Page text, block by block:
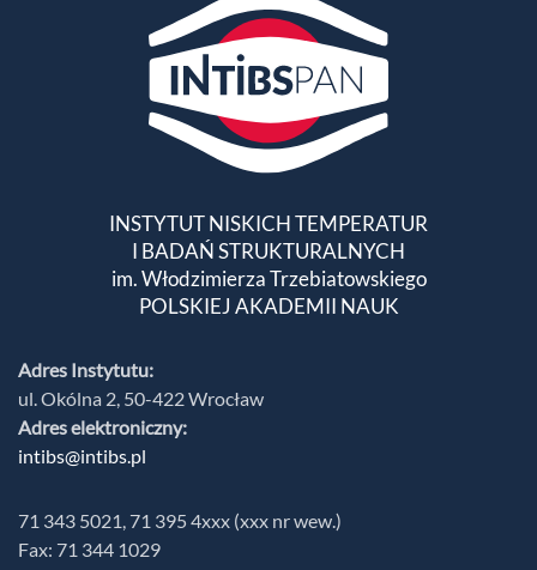
INSTYTUT NISKICH TEMPERATUR
I BADAŃ STRUKTURALNYCH
im. Włodzimierza Trzebiatowskiego
POLSKIEJ AKADEMII NAUK
Adres Instytutu:
ul. Okólna 2, 50-422 Wrocław
Adres elektroniczny:
intibs@intibs.pl
71 343 5021, 71 395 4xxx (xxx nr wew.)
Fax: 71 344 1029